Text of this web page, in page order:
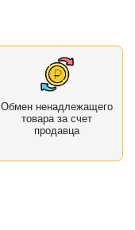
Обмен ненадлежащего
товара за счет
продавца